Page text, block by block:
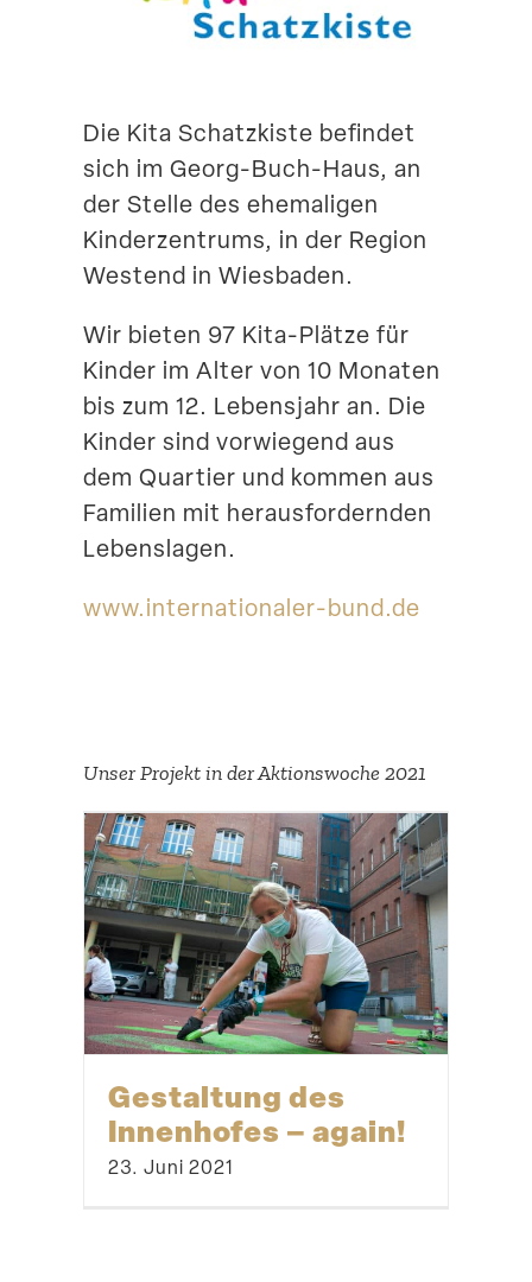
Suche
Die Kita Schatz­kiste befindet
sich im Georg-Buch-Haus, an
der Stelle des ehema­ligen
Kinder­zen­trums, in der Region
Westend in Wiesbaden.
Wir bieten 97 Kita-Plätze für
Kinder im Alter von 10 Monaten
bis zum 12. Lebensjahr an. Die
Kinder sind vorwiegend aus
dem Quartier und kommen aus
Familien mit heraus­for­dernden
Lebenslagen.
www​.inter​na​tio​naler​-bund​.de
Unser Projekt in der Aktions­woche 2021
Gestaltung des
Innen­hofes – again!
23. Juni 2021